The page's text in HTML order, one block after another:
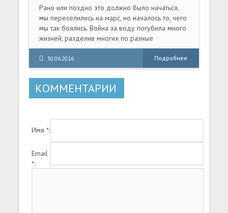
Рано или поздно это должно было начаться,
мы переселились на марс, но началось то, чего
мы так боялись. Война за воду погубила много
жизней, разделив многих по разные
баррикады и ожесточив общую
обстановку.Вам предстоит управлять за
одного из техномантов, мастеров
электричества. На выбор будут даны сразу три
боевых стиля. В качестве врагов: всяческие
мародеры, не самая дружелюбная фауна и
повлияет на ваше будущее.
30.06.2016 Подробнее
КОММЕНТАРИИ
Имя *:
Email
*: